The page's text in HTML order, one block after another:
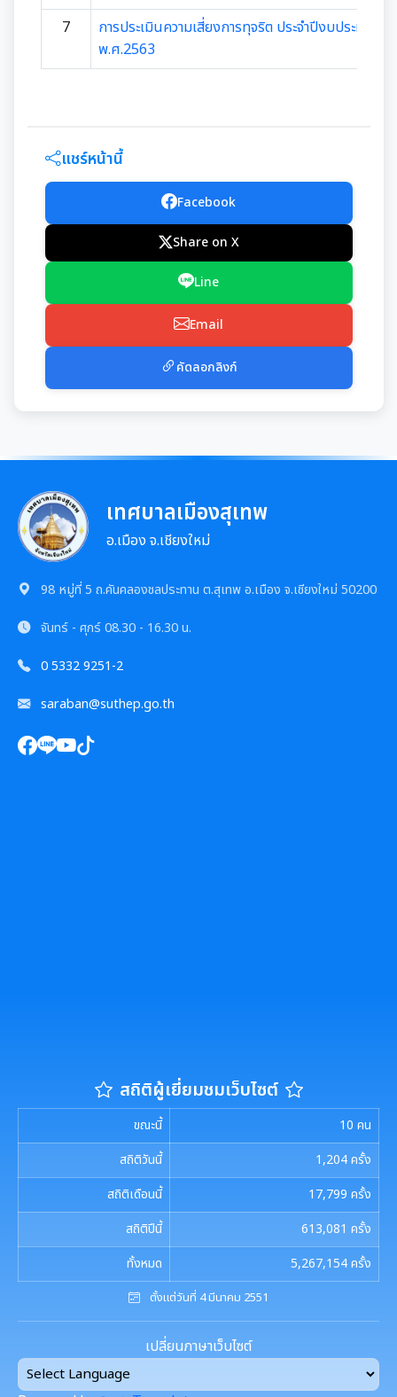
สวัสดิการพนักงานส่วนท้องถิ่น
ความรู้เกี่ยวกับการแต่งเครื่องแบบข้าราชการ
หลักเกณฑ์การคัดเลือกเข้ารับการอบรม
การเสริมสร้างและพัฒนาพนักงาน และข้าราชการท้อง
ถิ่น
เกร็ดความรู้ที่เกี่ยวข้องในการปฏิบัติงานราชการ
ผลการคัดเลือกพนักงานผู้มีคุณธรรมจริยธรรม
E-SERVICE
โอนงบประมาณรายจ่ายประจำปี
แผนการใช้จ่ายงบประมาณประจำปี
รายงานผลการใช้จ่ายงบประมาณประจำปี
การจัดซื้อจัดจ้างหรือการจัดหาพัสดุ
แผนการจัดซื้อจัดจ้างหรือแผนการจัดหาพัสดุ
รายงานผลการจัดซื้อจัดจ้าง หรือการจัดหาพัสดุประจำปี
รายการการจัดซื้อจัดจ้างหรือการจัดหาพัสดุ (งบลงทุน)
ความก้าวหน้าการจัดซื้อจัดจ้างหรือการจัดหาพัสดุ
การกำหนดอายุการใช้งานและอัตราค่าเสื่อมราคาสิน
ทรัพย
แผนอัตรากำลัง 3 ปี
แผนการบริหารและพัฒนาทรัพยากรบุคคล
รายงานผลการบริหารและพัฒนาทรัพยากรบุคคล
ประมวลจริยธรรมสำหรับเจ้าหน้าที่ของรัฐ
การขับเคลื่อนจริยธรรม
องค์กรสุขภาวะ (Happy Workplace)
รายงานผลการดำเนินการองค์กรสุขภาวะ
มติกทจ.เชียงใหม่
การป้องกันการทุจริต
แนวปฏิบัติการจัดการเรื่องร้องเรียนการทุจริตฯ
ข้อมูลสถิติเรื่องร้องเรียนการทุจริตและประพฤติมิชอบ
นโยบายไม่รับของขวัญ
การมีส่วนร่วมของผู้บริหาร
การประเมินความเสี่ยงการทุจริต
รายงานผลการดำเนินการตามแผนบริหารจัดการความ
เสี่ยงการทุจริต
มาตรการตรวจสอบการใช้ดุลยพินิจ
เจตจำนงสุจริตของผู้บริหาร
เจตจำนงทางการเมืองการต่อต้านการทุจริตของผู้
หลักเกณฑ์การรับทรัพย์สินหรือประโยชน์อื่นใดโดย
ธรรมจรรยาของเจ้าพนักงานของรัฐ
มาตรการส่งเสริมความโปร่งใสในการจัดซื้อ/จ้าง
มาตรการป้องกันการรับสินบน
มาตรการเผยแพร่ข้อมูลสาธารณะ
รายรับ-รายจ่ายประจำเดือน
งบแสดงฐานะการเงินประจำปี
รายงานอื่นๆ
รายงานผลการตรวจสอบงบการเงิน
ข้อมูลการดำเนินงานอื่นๆ
รายงานการประเมินประสิทธิภาพของ อปท. (LPA)
การส่งเสริมคุณธรรมและการป้องกันการทุจริต
รายงานการประชุมต่างๆ
รายงานการประชุมพนักงาน
การประชุมพิจารณาการทบทวน เทศบัญญัติเทศบาล
โครงการอนุรักษ์พันธุกรรมพืชฯ
งานที่ 1 งานปกปักทรัพยากรท้องถิ่น
งานที่ 2 การสำรวจเก็บข้อมูลทรัพยากรท้องถิ่น
งานที่ 3 งานปลูกปักรักษาทรัพยากรท้องถิ่น
การบริหารจัดการสิ่งแวดล้อม
Green Office
เมืองสิ่งแวดล้อมยั่งยืน
การตรวจสอบภายใน
งานกิจการสภาฯ
7
การประเมินความเสี่ยงการทุจริต ประจำปีงบประมาณ
พ.ศ.2563
แชร์หน้านี้
Facebook
Share on X
Line
Email
คัดลอกลิงก์
เทศบาลเมืองสุเทพ
อ.เมือง จ.เชียงใหม่
98 หมู่ที่ 5 ถ.คันคลองชลประทาน ต.สุเทพ อ.เมือง จ.เชียงใหม่ 50200
จันทร์ - ศุกร์08.30 - 16.30 น.
0 5332 9251-2
saraban@suthep.go.th
สถิติผู้เยี่ยมชมเว็บไซต์
ขณะนี้ 10 คน
สถิติวันนี้
1,204ครั้ง
สถิติเดือนนี้
17,799 ครั้ง
สถิติปีนี้
613,081 ครั้ง
ทั้งหมด
5,267,154ครั้ง
ตั้งแต่วันที่ 4 มีนาคม 2551
เปลี่ยนภาษาเว็บไซต์